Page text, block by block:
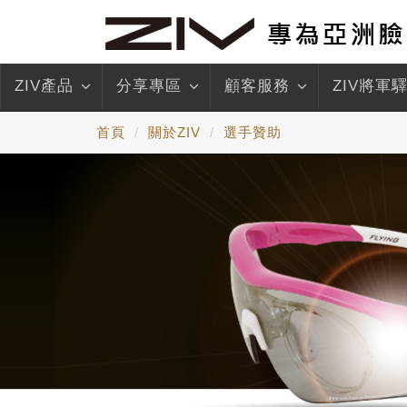
ZIV產品 分享專區 顧客服務 ZIV將軍
首頁 關於ZIV 選手贊助